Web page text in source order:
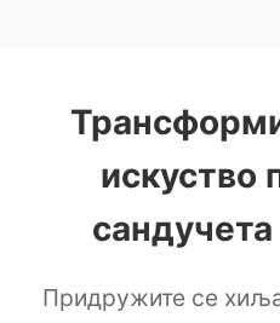
искуство
Придружите се